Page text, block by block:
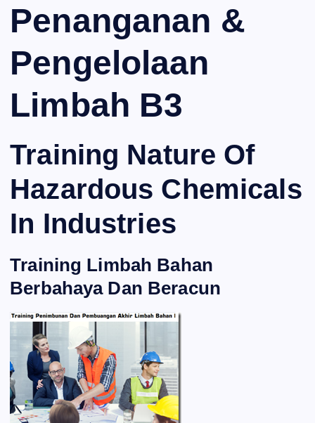
Penanganan &
Pengelolaan
Limbah B3
Training Nature Of
Hazardous Chemicals
In Industries
Training Limbah Bahan
Berbahaya Dan Beracun